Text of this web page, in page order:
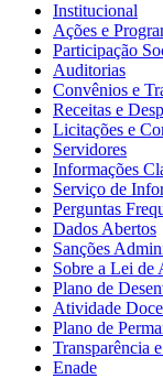
Institucional
Ações e
Participação
Auditorias
Convênios e
Receitas e
Licitações e
Servidores
Informações
Serviço de
Perguntas
Dados Abertos
Sanções
Sobre a Lei de
Plano de
Atividade
Plano de
Transparência
Enade